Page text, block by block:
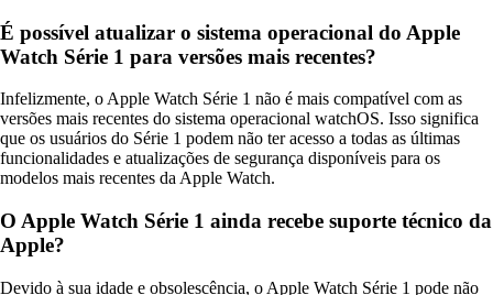
É possível atualizar o sistema operacional do Apple
Watch Série 1 para versões mais recentes?
Infelizmente, o Apple Watch Série 1 não é mais compatível com as
versões mais recentes do sistema operacional watchOS. Isso significa
que os usuários do Série 1 podem não ter acesso a todas as últimas
funcionalidades e atualizações de segurança disponíveis para os
modelos mais recentes da Apple Watch.
O Apple Watch Série 1 ainda recebe suporte técnico da
Apple?
Devido à sua idade e obsolescência, o Apple Watch Série 1 pode não